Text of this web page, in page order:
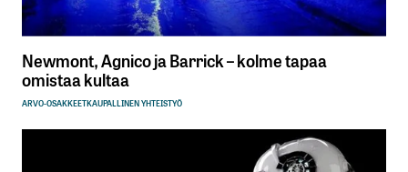
Newmont, Agnico ja Barrick – kolme tapaa
omistaa kultaa
ARVO-OSAKKEETKAUPALLINEN YHTEISTYÖ